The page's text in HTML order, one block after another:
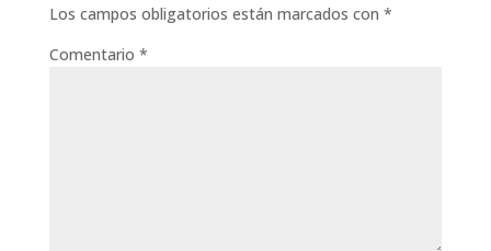
Los campos obligatorios están marcados con *
Comentario *